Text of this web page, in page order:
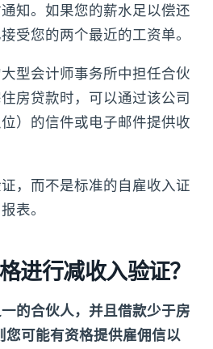
知。如果您的薪水足以偿还
受您的两个最近的工资单。
型会计师事务所中担任合伙
房贷款时，可以通过该公司
）的信件或电子邮件提供收
，而不是标准的自雇收入证
表。
进行减收入验证？
的合伙人，并且借款少于房
可能有资格提供雇佣信以